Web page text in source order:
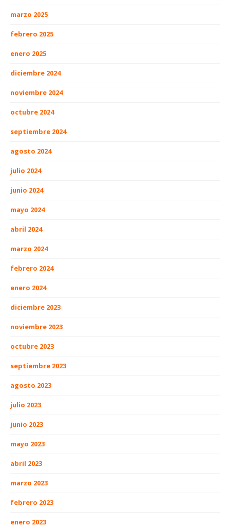
marzo 2025
febrero 2025
enero 2025
diciembre 2024
noviembre 2024
octubre 2024
septiembre 2024
agosto 2024
julio 2024
junio 2024
mayo 2024
abril 2024
marzo 2024
febrero 2024
enero 2024
diciembre 2023
noviembre 2023
octubre 2023
septiembre 2023
agosto 2023
julio 2023
junio 2023
mayo 2023
abril 2023
marzo 2023
febrero 2023
enero 2023